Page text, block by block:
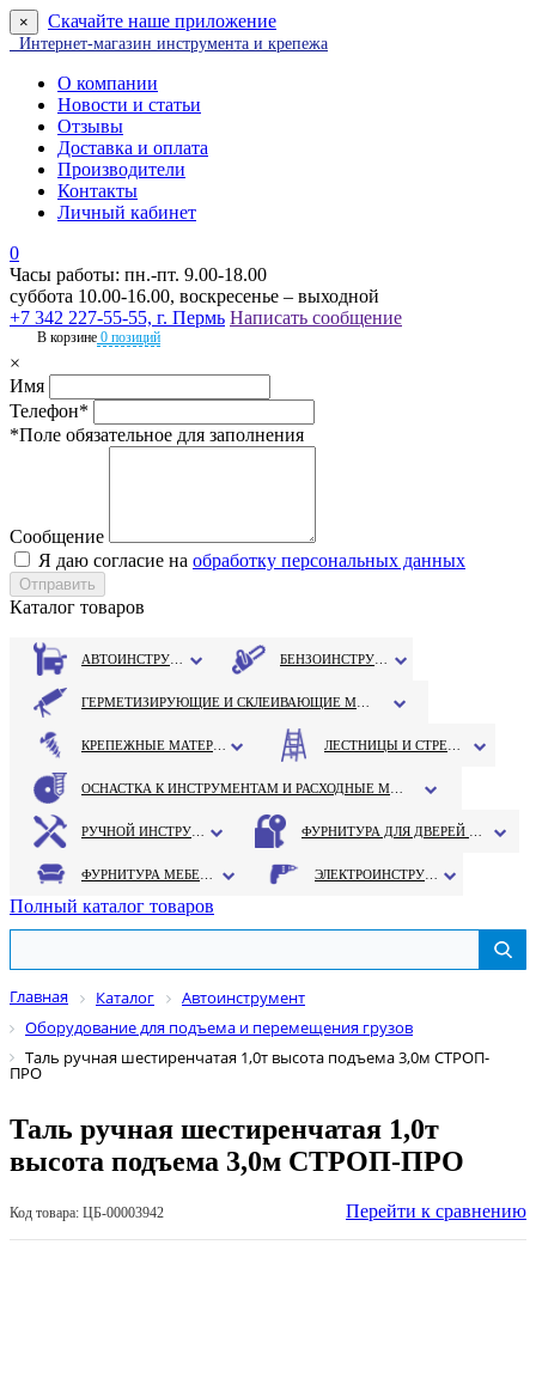
× Скачайте наше приложение
Интернет-магазин инструмента и крепежа
О компании
Новости и статьи
Отзывы
Доставка и оплата
Производители
Контакты
Личный кабинет
0
Часы работы: пн.-пт. 9.00-18.00
суббота 10.00-16.00, воскресенье – выходной
+7 342 227-55-55, г. Пермь Написать сообщение
В корзине 0 позиций
×
Имя
Телефон*
*Поле обязательное для заполнения
Сообщение
Я даю согласие на обработку персональных данных
Каталог товаров
Полный каталог товаров
Главная Каталог
Автоинструмент
Оборудование для подъема и перемещения грузов
Таль ручная шестиренчатая 1,0т высота подъема 3,0м СТРОП-
ПРО
Таль ручная шестиренчатая 1,0т
высота подъема 3,0м СТРОП-ПРО
Код товара: ЦБ-00003942 Перейти к сравнению